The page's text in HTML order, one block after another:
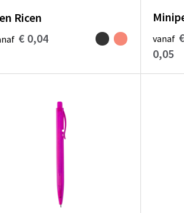
Ricen
€ 0,04 vanaf €
0,05